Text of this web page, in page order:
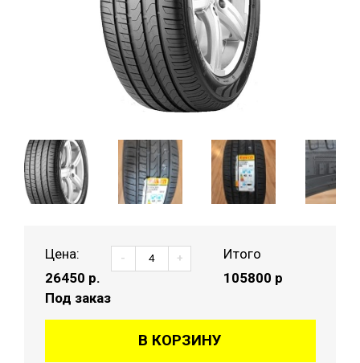
Цена:
26450 р.
Под заказ
- +
Итого
105800 р
В КОРЗИНУ